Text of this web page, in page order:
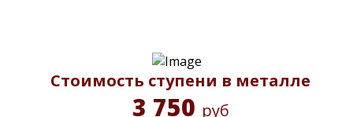
Стоимость ступени в металле
3 750 руб